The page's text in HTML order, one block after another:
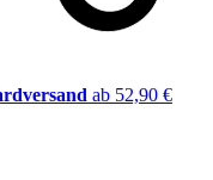
ab 52,90 €